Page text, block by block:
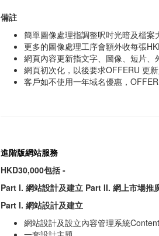
備註
簡單圖像處理指調整呎吋光暗及檔案
更多的圖像處理工序會額外收每張
網頁內容更新指文字、圖像、短片、
網頁初次化，以後要求OFFERU 更
客戶如不使用一年域名優惠，
進階版網站服務
HKD30,000包括 -
Part I. 網站設計及建立 Part II. 網上市場
Part I. 網站設計及建立
網站設計及設立內容管理系統